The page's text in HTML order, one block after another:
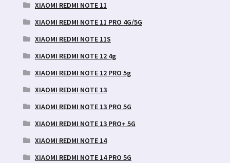
XIAOMI REDMI NOTE 11
XIAOMI REDMI NOTE 11 PRO 4G/5G
XIAOMI REDMI NOTE 11S
XIAOMI REDMI NOTE 12 4g
XIAOMI REDMI NOTE 12 PRO 5g
XIAOMI REDMI NOTE 13
XIAOMI REDMI NOTE 13 PRO 5G
XIAOMI REDMI NOTE 13 PRO+ 5G
XIAOMI REDMI NOTE 14
XIAOMI REDMI NOTE 14 PRO 5G